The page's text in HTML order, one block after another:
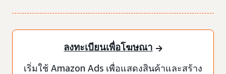
ลงทะเบียนเพื่อโฆษณา
เริ่มใช้ Amazon Ads เพื่อแสดงสินค้าและสร้าง